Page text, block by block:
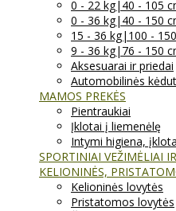
0 - 22 kg|40 - 105
0 - 36 kg|40 - 150
15 - 36 kg|100 -
9 - 36 kg|76 - 150
Aksesuarai ir priedai
Automobilinės
MAMOS PREKĖS
Pientraukiai
Įklotai į liemenėlę
Intymi higiena,
SPORTINIAI VEŽIMĖLIAI
KELIONINĖS,
Kelioninės lovytės
Pristatomos lovytės